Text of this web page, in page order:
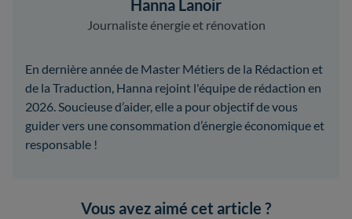
Hanna Lanoir
Journaliste énergie et rénovation
En dernière année de Master Métiers de la Rédaction et
de la Traduction, Hanna rejoint l'équipe de rédaction en
2026. Soucieuse d’aider, elle a pour objectif de vous
guider vers une consommation d’énergie économique et
responsable !
Vous avez aimé cet article ?